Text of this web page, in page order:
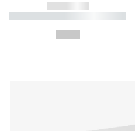
------------
----------- ----------- ----------